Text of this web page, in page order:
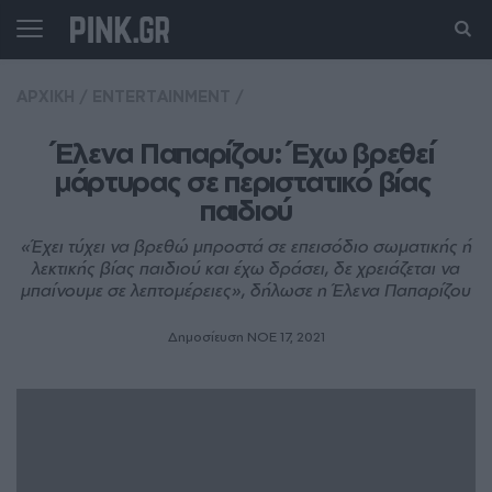
Έλενα Παπαρίζου: Έχω βρεθεί
μάρτυρας σε περιστατικό βίας
παιδιού
«Έχει τύχει να βρεθώ μπροστά σε επεισόδιο σωματικής ή
λεκτικής βίας παιδιού και έχω δράσει, δε χρειάζεται να
μπαίνουμε σε λεπτομέρειες», δήλωσε η Έλενα Παπαρίζου
Δημοσίευση ΝΟE 17, 2021